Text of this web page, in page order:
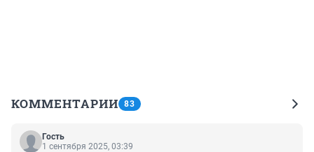
КОММЕНТАРИИ 83
Гость
1 сентября 2025, 03:39